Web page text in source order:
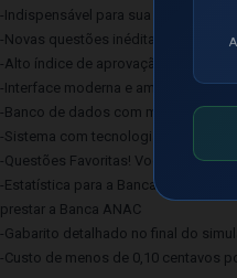
-Indispensável para sua aprovação
-Novas questões inéditas das
-Alto índice de aprovação nas
-Interface moderna e amigável que
-Banco de dados com mais de
-Sistema com tecnologia SMART
-Questões Favoritas! Você pode
-Estatística para a Banca - Um
prestar a Banca ANAC
-Gabarito detalhado no final do
-Custo de menos de 0,10 centavos